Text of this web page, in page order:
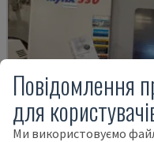
Повідомлення
для
Ми використовуємо